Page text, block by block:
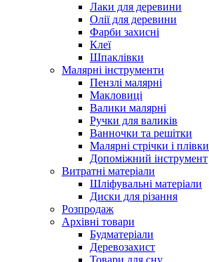
Лаки для деревини
Олії для деревини
Фарби захисні
Клеї
Шпаклівки
Малярні інструменти
Пензлі малярні
Макловиці
Валики малярні
Ручки для валиків
Ванночки та решітки
Малярні стрічки і плівки
Допоміжний інструмент
Витратні матеріали
Шліфувальні матеріали
Диски для різання
Розпродаж
Архівні товари
Будматеріали
Деревозахист
Товари для сну